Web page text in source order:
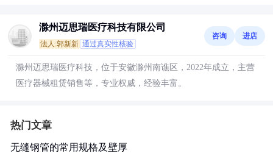
滁州迈思瑞医疗科技有限公司
法人:郭新新 通过真实性核验
咨询 进店
滁州迈思瑞医疗科技，位于安徽滁州南谯区，2022年成立，主营
医疗器械租赁销售等，专业权威，经验丰富。
热门文章
无缝钢管的常用规格及壁厚